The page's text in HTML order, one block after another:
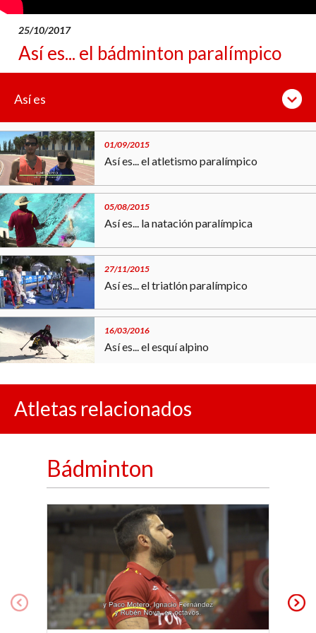
25/10/2017
Así es... el bádminton paralímpico
Así es
01/09/2015
Así es... el atletismo paralímpico
05/08/2015
Así es... la natación paralímpica
27/11/2015
Así es... el triatlón paralímpico
16/03/2016
Así es... el esquí alpino
Así es... la halterofilia paralímpica
Así es... el rugby en silla de ruedas
14/10/2015
Así es... el tenis de mesa paralímpico
24/09/2015
Así es... el judo paralímpico
Atletas relacionados
Bádminton